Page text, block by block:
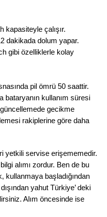
kapasiteyle çalışır.
dakikada dolum yapar.
gibi özelliklerle kolay
pil ömrü 50 saattir.
bataryanın kullanım süresi
gecikme
rakiplerine göre daha
yetkili servise erişememedir.
alımı zordur. Ben de bu
kullanmaya başladığından
yahut Türkiye’ deki
Alım öncesinde ise